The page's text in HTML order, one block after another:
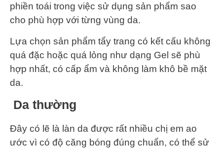
phiền toái trong việc sử dụng sản phẩm sao
cho phù hợp với từng vùng da.
Lựa chọn sản phẩm tẩy trang có kết cấu không
quá đặc hoặc quá lỏng như dạng Gel sẽ phù
hợp nhất, có cấp ẩm và không làm khô bề mặt
da.
Da thường
Đây có lẽ là làn da được rất nhiều chị em ao
ước vì có độ căng bóng đúng chuẩn, có thể sử